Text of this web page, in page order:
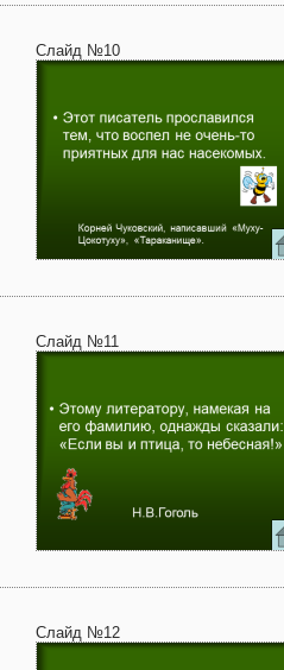
Слайд №10
Слайд №11
Слайд №12